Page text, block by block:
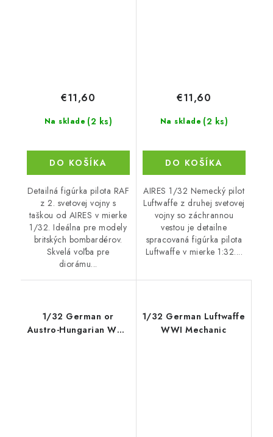
Na sklade (2 ks)
€11,60
DO KOŠÍKA
Detailná figúrka pilota RAF
z 2. svetovej vojny s
taškou od AIRES v mierke
1/32. Ideálna pre modely
britských bombardérov.
Skvelá voľba pre
diorámu...
Na sklade (2 ks)
€11,60
DO KOŠÍKA
AIRES 1/32 Nemecký pilot
Luftwaffe z druhej svetovej
vojny so záchrannou
vestou je detailne
spracovaná figúrka pilota
Luftwaffe v mierke 1:32....
1/32 German or
Austro-Hungarian WWI
1/32 German Luftwaffe
WWI Mechanic